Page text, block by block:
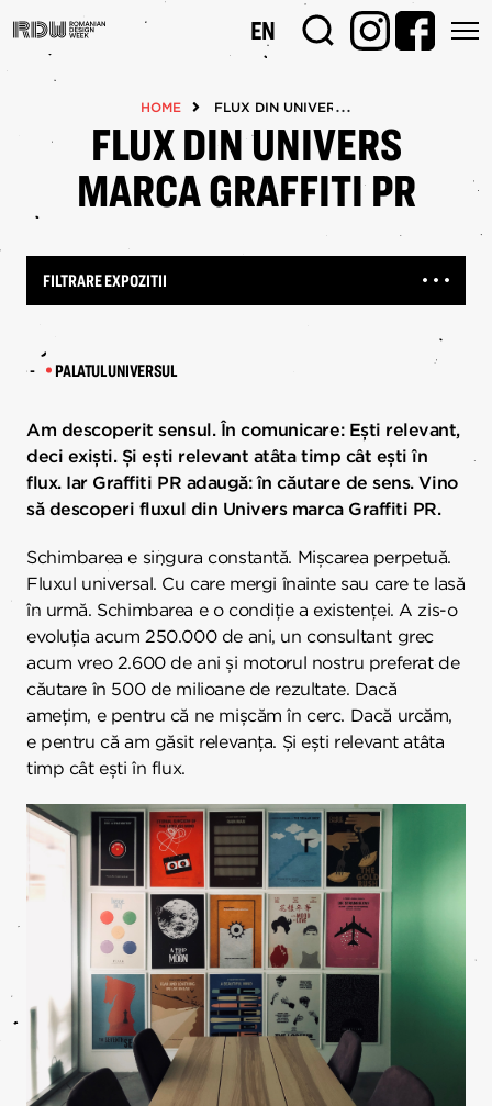
la
conţinutul
EN
HOME FLUX DIN UNIVERS MARCA GRAFFITI PR
FLUX DIN UNIVERS
MARCA GRAFFITI PR
FILTRARE EXPOZITII
- PALATUL UNIVERSUL
Am descoperit sensul. În comunicare: Ești relevant,
deci exiști. Și ești relevant atâta timp cât ești în
flux. Iar Graffiti PR adaugă: în căutare de sens. Vino
să descoperi fluxul din Univers marca Graffiti PR.
Schimbarea e singura constantă. Mișcarea perpetuă.
Fluxul universal. Cu care mergi înainte sau care te lasă
în urmă. Schimbarea e o condiție a existenței. A zis-o
evoluția acum 250.000 de ani, un consultant grec
acum vreo 2.600 de ani și motorul nostru preferat de
căutare în 500 de milioane de rezultate. Dacă
amețim, e pentru că ne mișcăm în cerc. Dacă urcăm,
e pentru că am găsit relevanța. Și ești relevant atâta
timp cât ești în flux.